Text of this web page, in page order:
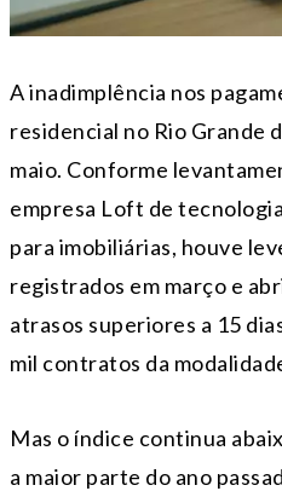
A inadimplência nos
residencial no Rio Grande
maio. Conforme
empresa Loft de
para imobiliárias, houve
registrados em março e
atrasos superiores a 15
mil contratos da
Mas o índice continua
a maior parte do ano